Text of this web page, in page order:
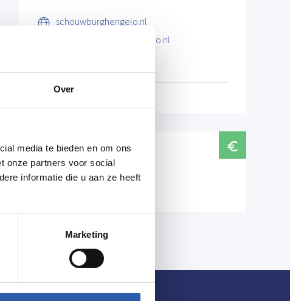
Over
media te bieden en om ons
onze partners voor social
informatie die u aan ze heeft
Marketing
schouwburghengelo.nl
info@schouwburghengelo.nl
Normaal tarief € 11,50